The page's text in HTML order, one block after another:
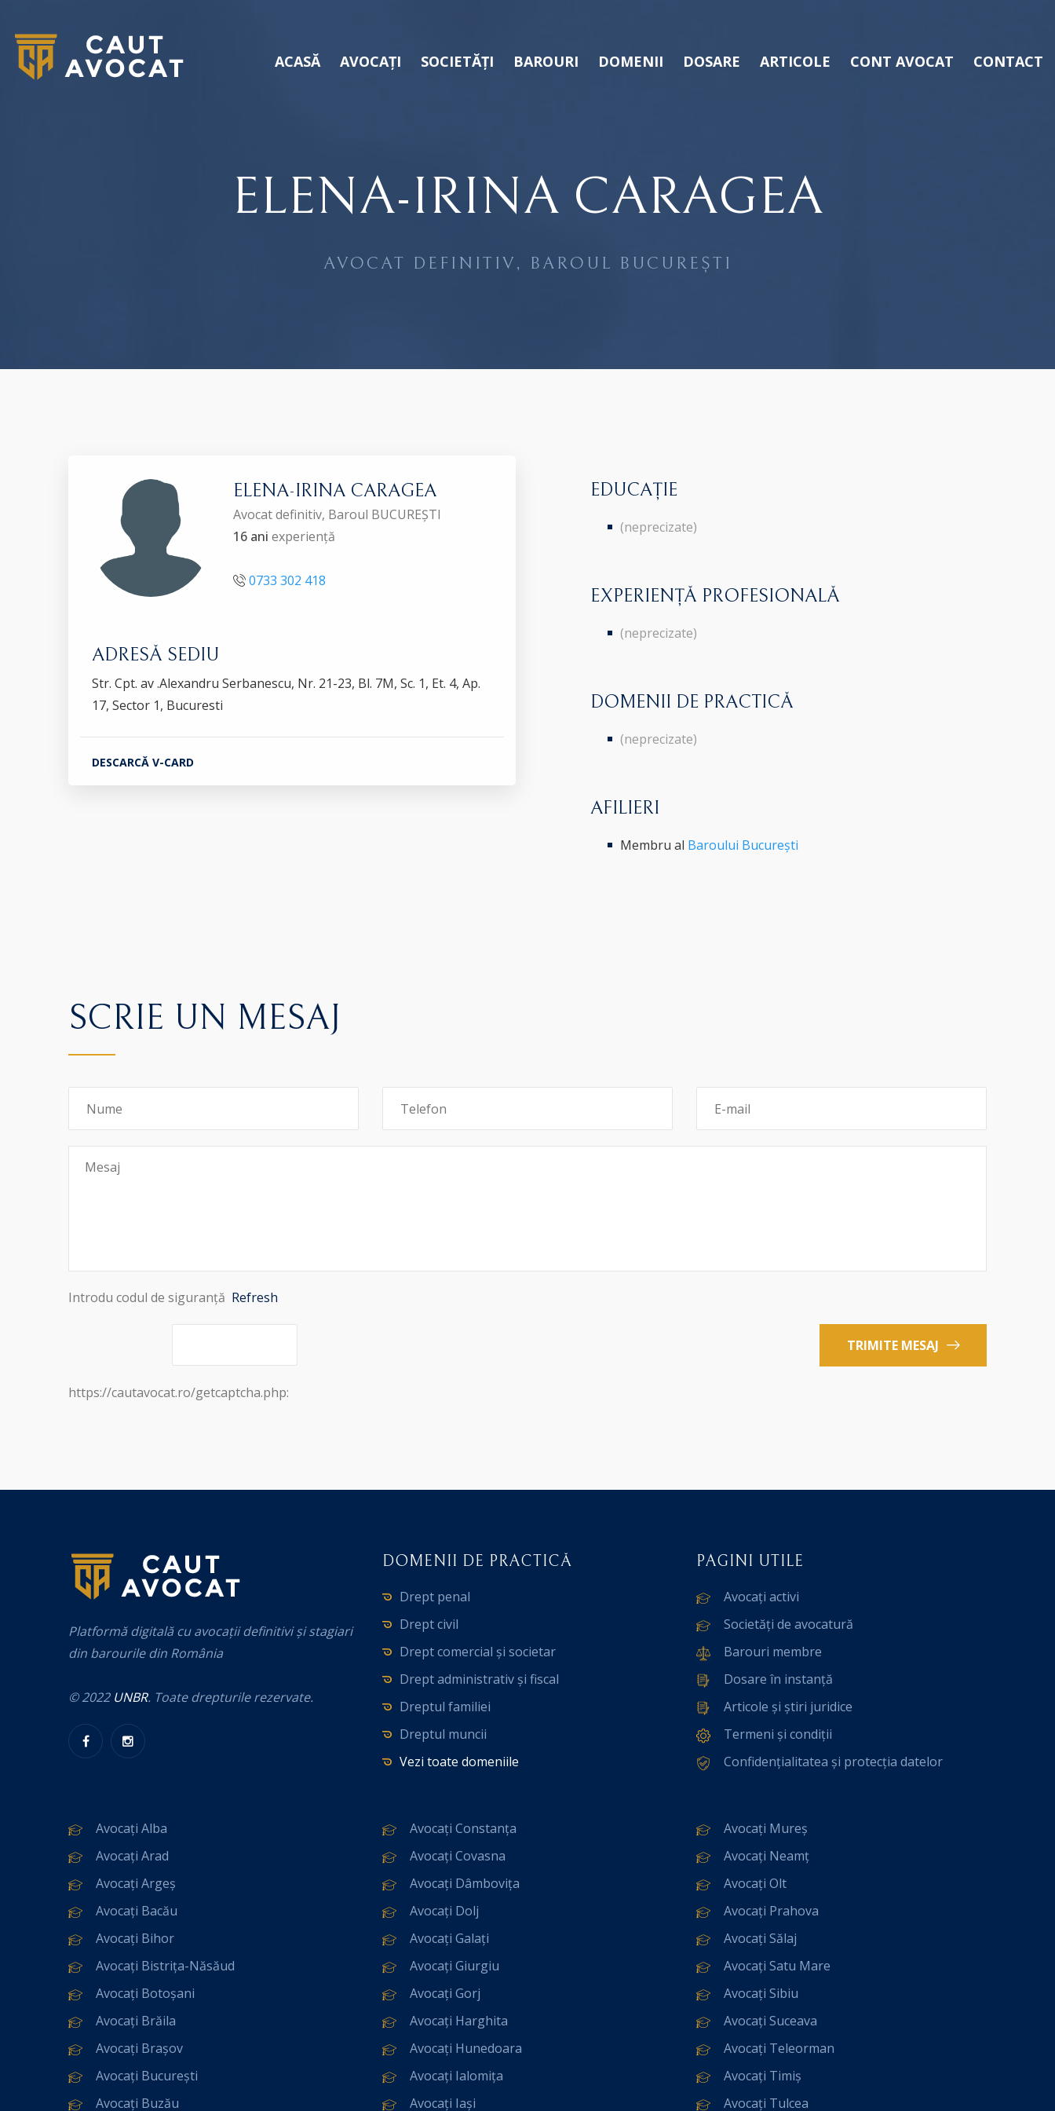
ACASĂ AVOCAȚI SOCIETĂȚI BAROURI DOMENII DOSARE ARTICOLE CONT AVOCAT CONTACT
ELENA-IRINA CARAGEA
AVOCAT DEFINITIV, BAROUL BUCUREȘTI
ELENA-IRINA CARAGEA
Avocat definitiv, Baroul BUCUREȘTI
16 ani experiență
0733 302 418
ADRESĂ SEDIU
Str. Cpt. av .Alexandru Serbanescu, Nr. 21-23, Bl. 7M, Sc. 1, Et. 4, Ap.
17, Sector 1, Bucuresti
DESCARCĂ V-CARD
EDUCAȚIE
(neprecizate)
EXPERIENȚĂ PROFESIONALĂ
(neprecizate)
DOMENII DE PRACTICĂ
(neprecizate)
AFILIERI
Membru al Baroului București
SCRIE UN MESAJ
Introdu codul de siguranță Refresh
TRIMITE MESAJ
https://cautavocat.ro/getcaptcha.php:
Platformă digitală cu avocații definitivi și stagiari
din barourile din România
© 2022 UNBR. Toate drepturile rezervate.
DOMENII DE PRACTICĂ
Drept penal
Drept civil
Drept comercial și societar
Drept administrativ și fiscal
Dreptul familiei
Dreptul muncii
Vezi toate domeniile
PAGINI UTILE
Avocați activi
Societăți de avocatură
Barouri membre
Dosare în instanță
Articole și știri juridice
Termeni și condiții
Confidențialitatea și protecția datelor
Avocați Alba
Avocați Arad
Avocați Argeș
Avocați Bacău
Avocați Bihor
Avocați Bistrița-Năsăud
Avocați Botoșani
Avocați Brăila
Avocați Brașov
Avocați București
Avocați Buzău
Avocați Constanța
Avocați Covasna
Avocați Dâmbovița
Avocați Dolj
Avocați Galați
Avocați Giurgiu
Avocați Gorj
Avocați Harghita
Avocați Hunedoara
Avocați Ialomița
Avocați Iași
Avocați Mureș
Avocați Neamț
Avocați Olt
Avocați Prahova
Avocați Sălaj
Avocați Satu Mare
Avocați Sibiu
Avocați Suceava
Avocați Teleorman
Avocați Timiș
Avocați Tulcea